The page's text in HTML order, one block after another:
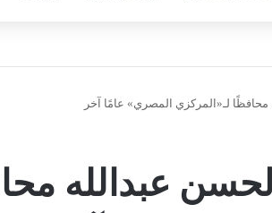
لـ«المركزي المصري» عامًا آخر
عبدالله